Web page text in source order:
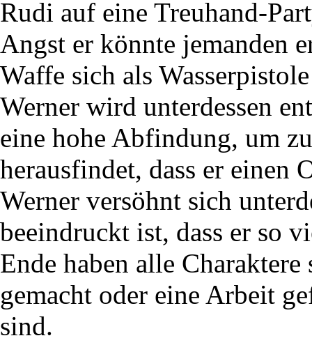
Rudi auf eine Treuhand-
Angst er könnte jemanden
Waffe sich als
Werner wird unterdessen
eine hohe Abfindung, um
herausfindet, dass er einen
Werner versöhnt sich
beeindruckt ist, dass er so
Ende haben alle
gemacht oder eine Arbeit
sind.